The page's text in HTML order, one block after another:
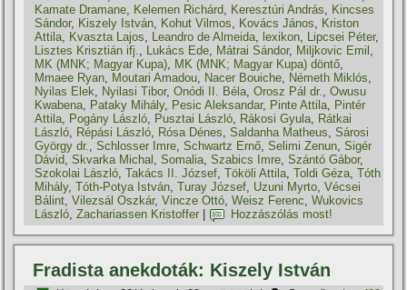
Kamate Dramane, Kelemen Richárd, Keresztúri András, Kincses
Sándor, Kiszely István, Kohut Vilmos, Kovács János, Kriston
Attila, Kvaszta Lajos, Leandro de Almeida, lexikon, Lipcsei Péter,
Lisztes Krisztián ifj., Lukács Ede, Mátrai Sándor, Miljkovic Emil ,
MK (MNK; Magyar Kupa), MK (MNK; Magyar Kupa) döntő,
Mmaee Ryan, Moutari Amadou, Nacer Bouiche, Németh Miklós,
Nyilas Elek, Nyilasi Tibor,Onódi II. Béla,Orosz Pál dr.,Owusu
Kwabena, Pataky Mihály, Pesic Aleksandar, Pinte Attila, Pintér
Attila, Pogány László, Pusztai László, Rákosi Gyula, Rátkai
László, Répási László, Rósa Dénes,Saldanha Matheus,Sárosi
György dr.,Schlosser Imre,Schwartz Ernő,Selimi Zenun,Sigér
Dávid,Skvarka Michal ,Somalia,Szabics Imre,Szántó Gábor,
Szokolai László,Takács II. József,Tököli Attila,Toldi Géza,Tóth
Mihály,Tóth-Potya István,Turay József, Uzuni Myrto,Vécsei
Bálint,Vilezsál Oszkár,Vincze Ottó,Weisz Ferenc,Wukovics
László,Zachariassen Kristoffer Hozzászólás most!
Fradista anekdoták: Kiszely István